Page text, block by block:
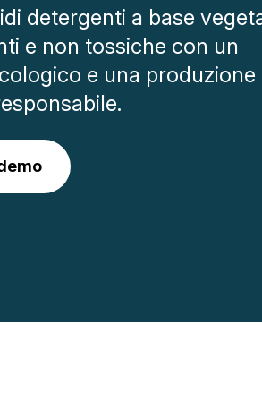
detergenti a base
e non tossiche con un
e una produzione